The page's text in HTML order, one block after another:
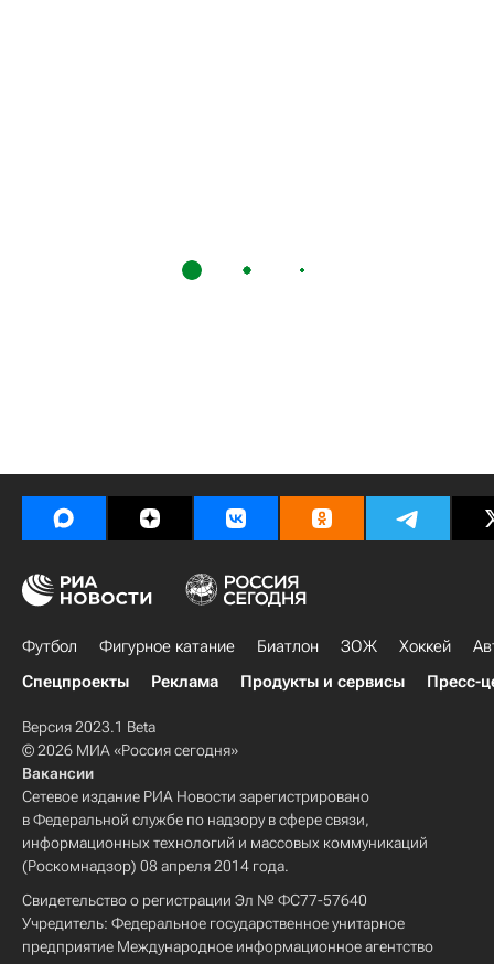
Футбол Фигурное катание Биатлон ЗОЖ Хоккей
Спецпроекты
Реклама Продукты и сервисы Пресс-
Версия 2023.1 Beta
© 2026 МИА «Россия сегодня»
Вакансии
Сетевое издание РИА Новости зарегистрировано
в Федеральной службе по надзору в сфере связи,
информационных технологий и массовых коммуникаций
(Роскомнадзор) 08 апреля 2014 года.
Свидетельство о регистрации Эл № ФС77-57640
Учредитель: Федеральное государственное унитарное
предприятие Международное информационное агентство